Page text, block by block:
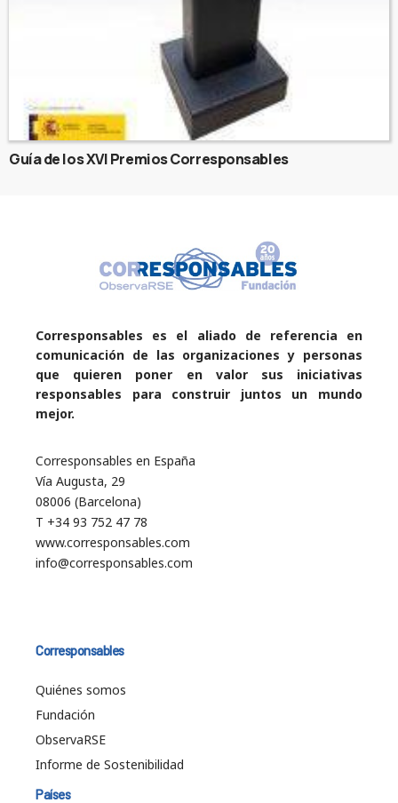
Guía de los XVI Premios Corresponsables
Corresponsables es el aliado de referencia en
comunicación de las organizaciones y personas
que quieren poner en valor sus iniciativas
responsables para construir juntos un mundo
mejor.
Corresponsables en España
Vía Augusta, 29
08006 (Barcelona)
T +34 93 752 47 78
www.corresponsables.com
info@corresponsables.com
Corresponsables
Quiénes somos
Fundación
ObservaRSE
Informe de Sostenibilidad
Países